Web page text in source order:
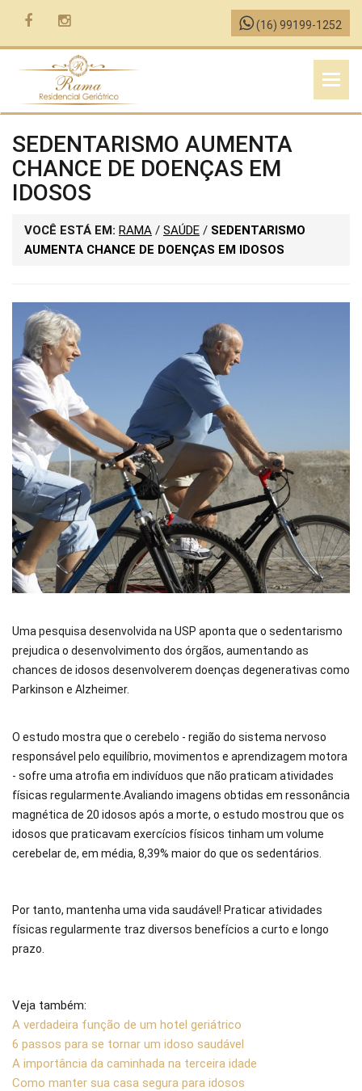
(16) 99199-1252
MENU
SEDENTARISMO AUMENTA
CHANCE DE DOENÇAS EM
IDOSOS
VOCÊ ESTÁ EM: RAMA / SAÚDE / SEDENTARISMO
AUMENTA CHANCE DE DOENÇAS EM IDOSOS
Uma pesquisa desenvolvida na USP aponta que o sedentarismo
prejudica o desenvolvimento dos órgãos, aumentando as
chances de idosos desenvolverem doenças degenerativas como
Parkinson e Alzheimer.
O estudo mostra que o cerebelo - região do sistema nervoso
responsável pelo equilíbrio, movimentos e aprendizagem motora
- sofre uma atrofia em indivíduos que não praticam atividades
físicas regularmente. Avaliando imagens obtidas em ressonância
magnética de 20 idosos após a morte, o estudo mostrou que os
idosos que praticavam exercícios físicos tinham um volume
cerebelar de, em média, 8,39% maior do que os sedentários.
Por tanto, mantenha uma vida saudável! Praticar atividades
físicas regularmente traz diversos benefícios a curto e longo
prazo.
Veja também:
A verdadeira função de um hotel geriátrico
6 passos para se tornar um idoso saudável
A importância da caminhada na terceira idade
Como manter sua casa segura para idosos